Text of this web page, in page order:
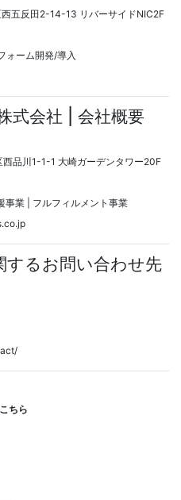
五反田2-14-13 リバーサイドNIC2F
ォーム開発/導入
式会社 | 会社概要
品川1-1-1 大崎ガーデンタワー20F
事業 | フルフィルメント事業
するお問い合わせ先
ちら